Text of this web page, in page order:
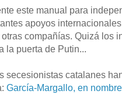
este manual para
apoyos
compañías. Quizá los
la puerta de Putin...
secesionistas catalanes
García-Margallo, en